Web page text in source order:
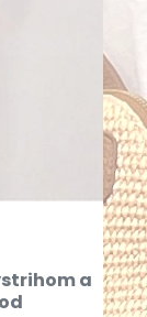
a